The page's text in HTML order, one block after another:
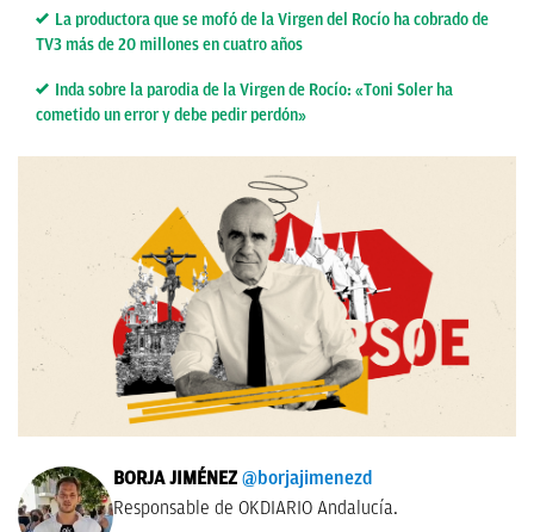
La productora que se mofó de la Virgen del Rocío ha cobrado de
TV3 más de 20 millones en cuatro años
Inda sobre la parodia de la Virgen de Rocío: «Toni Soler ha
cometido un error y debe pedir perdón»
BORJA JIMÉNEZ @borjajimenezd
Responsable de OKDIARIO Andalucía.